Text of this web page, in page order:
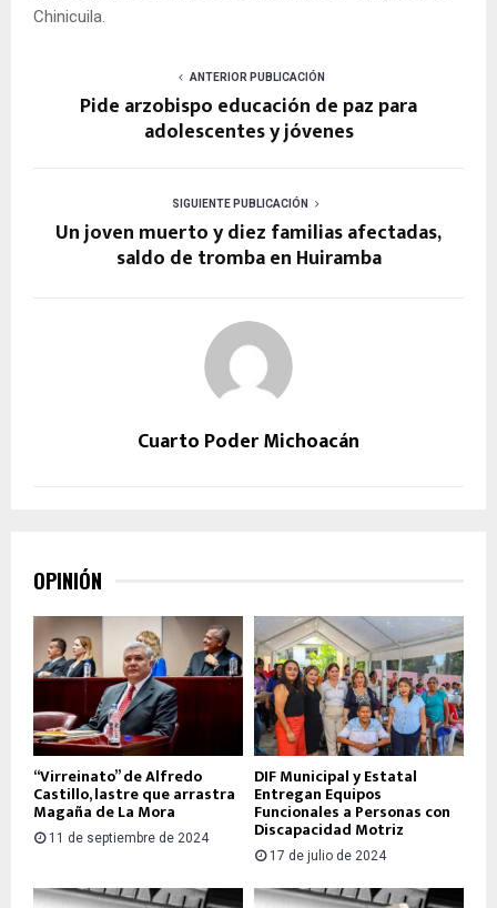
Chinicuila.
ANTERIOR PUBLICACIÓN
Pide arzobispo educación de paz para
adolescentes y jóvenes
SIGUIENTE PUBLICACIÓN
Un joven muerto y diez familias afectadas,
saldo de tromba en Huiramba
Cuarto Poder Michoacán
OPINIÓN
“Virreinato” de Alfredo
Castillo, lastre que arrastra
Magaña de La Mora
11 de septiembre de 2024
DIF Municipal y Estatal
Entregan Equipos
Funcionales a Personas con
Discapacidad Motriz
17 de julio de 2024